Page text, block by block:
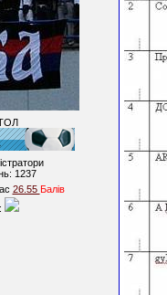
1237
26.55 Балiв